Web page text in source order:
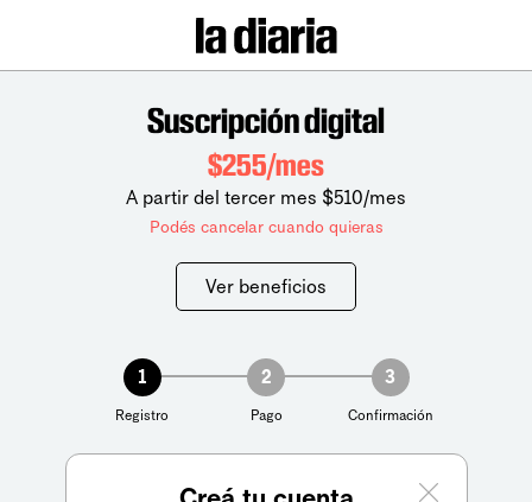
Suscripción digital
$255/mes
A partir del tercer mes $510/mes
Podés cancelar cuando quieras
Ver beneficios
1
Registro
2
Pago
3
Confirmación